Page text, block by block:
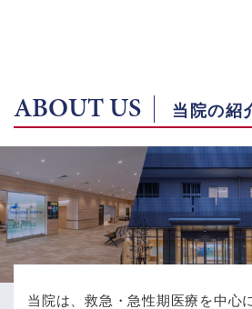
ABOUT US 当院の紹
当院は、救急・急性期医療を中心